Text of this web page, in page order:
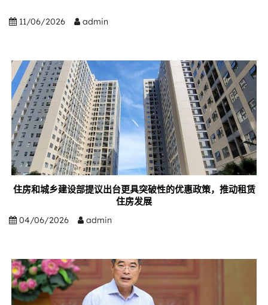
11/06/2026 admin
住房和城乡建设部提议出台更具突破性的优惠政策，推动租赁
住房发展
04/06/2026 admin